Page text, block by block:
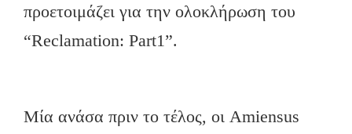
προετοιμάζει για την ολοκλήρωση του
“Reclamation: Part1”.
Μία ανάσα πριν το τέλος, οι Amiensus